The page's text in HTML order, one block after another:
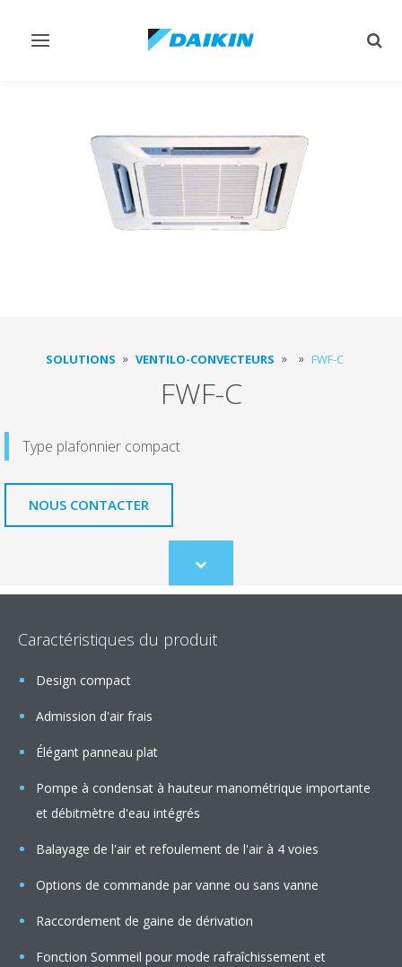
Afficher/masquer
SOLUTIONS VENTILO-CONVECTEURS FWF-C
FWF-C
Type plafonnier compact
NOUS CONTACTER
Scroll
to
Caractéristiques du produit
Design compact
Admission d'air frais
Élégant panneau plat
Pompe à condensat à hauteur manométrique importante
et débitmètre d'eau intégrés
Balayage de l'air et refoulement de l'air à 4 voies
Options de commande par vanne ou sans vanne
Raccordement de gaine de dérivation
Fonction Sommeil pour mode rafraîchissement et